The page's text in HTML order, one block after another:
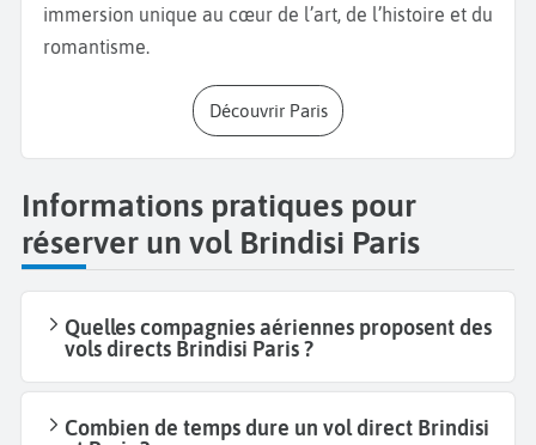
immersion unique au cœur de l’art, de l’histoire et du
romantisme.
Découvrir Paris
Informations pratiques pour
réserver un vol Brindisi Paris
Quelles compagnies aériennes proposent des
vols directs Brindisi Paris ?
Combien de temps dure un vol direct Brindisi